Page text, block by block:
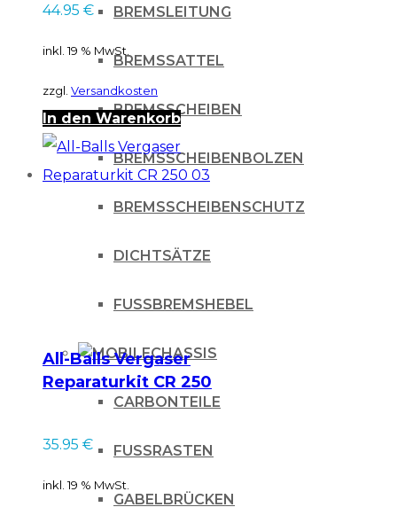
BREMSLEITUNG
BREMSSATTEL
BREMSSCHEIBEN
BREMSSCHEIBENBOLZEN
BREMSSCHEIBENSCHUTZ
DICHTSÄTZE
FUSSBREMSHEBEL
CHASSIS
CARBONTEILE
FUSSRASTEN
GABELBRÜCKEN
44.95 €
inkl. 19 % MwSt.
zzgl. Versandkosten
In den Warenkorb
All-Balls Vergaser
Reparaturkit CR 250
35.95 €
inkl. 19 % MwSt.